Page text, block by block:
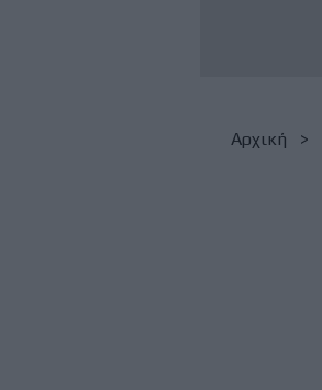
Breadcrumb
Αρχική